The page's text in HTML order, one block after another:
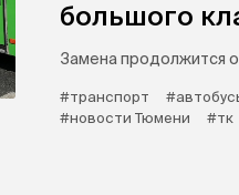
большого
Замена продолжится
#транспорт
#новости Тюмени
#тк